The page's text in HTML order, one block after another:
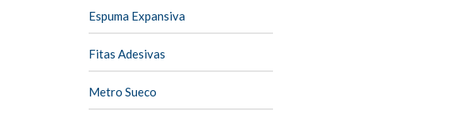
Espuma Expansiva
Fitas Adesivas
Metro Sueco